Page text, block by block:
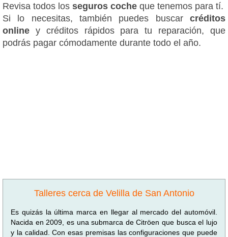
Revisa todos los seguros coche que tenemos para tí.
Si lo necesitas, también puedes buscar créditos
online y créditos rápidos para tu reparación, que
podrás pagar cómodamente durante todo el año.
Talleres cerca de Velilla de San Antonio
Es quizás la última marca en llegar al mercado del automóvil.
Nacida en 2009, es una submarca de Citröen que busca el lujo
y la calidad. Con esas premisas las configuraciones que puede